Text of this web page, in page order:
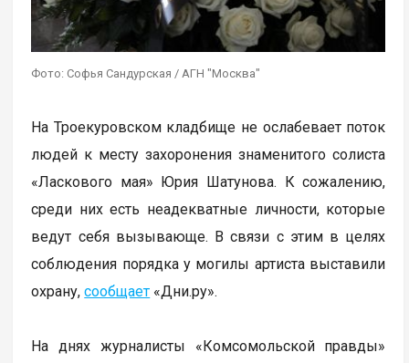
Фото: Софья Сандурская / АГН "Москва"
На Троекуровском кладбище не ослабевает поток
людей к месту захоронения знаменитого солиста
«Ласкового мая» Юрия Шатунова. К сожалению,
среди них есть неадекватные личности, которые
ведут себя вызывающе. В связи с этим в целях
соблюдения порядка у могилы артиста выставили
охрану,сообщает «Дни.ру».
На днях журналисты «Комсомольской правды»